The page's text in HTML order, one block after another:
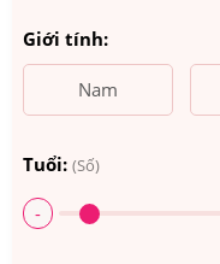
Giới tính:
Nam
Tuổi: (Số)
-